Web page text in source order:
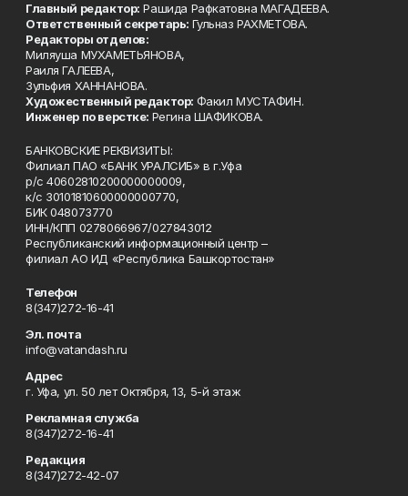
Главный редактор: Рашида Рафкатовна МАГАДЕЕВА.
Ответственный секретарь: Гульназ РАХМЕТОВА.
Редакторы отделов:
Миляуша МУХАМЕТЬЯНОВА,
Раиля ГАЛЕЕВА,
Зульфия ХАННАНОВА.
Художественный редактор: Факил МУСТАФИН.
Инженер по верстке: Регина ШАФИКОВА.
БАНКОВСКИЕ РЕКВИЗИТЫ:
Филиал ПАО «БАНК УРАЛСИБ» в г.Уфа
р/с 40602810200000000009,
к/с 30101810600000000770,
БИК 048073770
ИНН/КПП 0278066967/027843012
Республиканский информационный центр –
филиал АО ИД «Республика Башкортостан»
Телефон
8(347)272-16-41
Эл. почта
info@vatandash.ru
Адрес
г. Уфа, ул. 50 лет Октября, 13, 5-й этаж
Рекламная служба
8(347)272-16-41
Редакция
8(347)272-42-07